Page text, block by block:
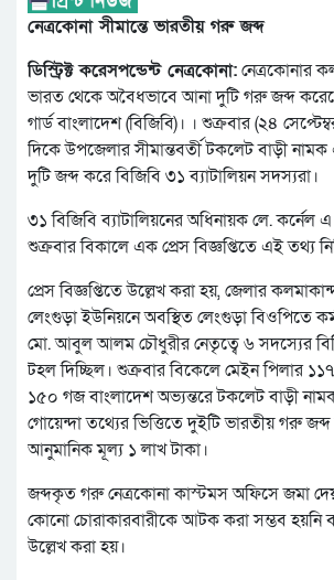
নেত্রকোনা সীমান্তে ভারতীয় গরু জব্দ
ডিস্ট্রিক্ট করেসপন্ডেন্ট নেত্রকোনা:নেত্রকোনার
ভারত থেকে অবৈধভাবে আনা দুটি গরু জব্দ
গার্ড বাংলাদেশ (বিজিবি)। । শুক্রবার (২৪
দিকে উপজেলার সীমান্তবর্তী টকলেট বাড়ী
দুটি জব্দ করে বিজিবি ৩১ ব্যাটালিয়ন সদস্যরা।
৩১ বিজিবি ব্যাটালিয়নের অধিনায়ক লে. কর্নেল
শুক্রবার বিকালে এক প্রেস বিজ্ঞপ্তিতে এই তথ্য
প্রেস বিজ্ঞপ্তিতে উল্লেখ করা হয়, জেলার
লেংগুড়া ইউনিয়নে অবস্থিত লেংগুড়া বিওপিতে
মো. আবুল আলম চৌধুরীর নেতৃত্বে ৬ সদস্যের
টহল দিচ্ছিল। শুক্রবার বিকেলে মেইন পিলার
১৫০ গজ বাংলাদেশ অভ্যন্তরে টকলেট বাড়ী নামক
গোয়েন্দা তথ্যের ভিত্তিতে দুইটি ভারতীয় গরু
আনুমানিক মূল্য ১ লাখ টাকা।
জব্দকৃত গরু নেত্রকোনা কাস্টমস অফিসে জমা
কোনো চোরাকারবারীকে আটক করা সম্ভব হয়নি
উল্লেখ করা হয়।